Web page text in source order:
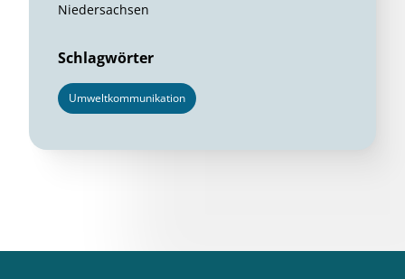
Niedersachsen
Schlagwörter
Umweltkommunikation